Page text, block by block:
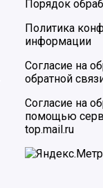
Порядок
Политика
информации
Согласие на
обратной
Согласие на
помощью
top.mail.ru